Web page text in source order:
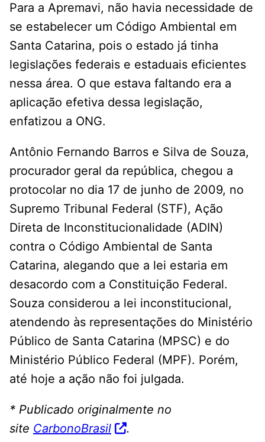
Para a Apremavi, não havia necessidade de
se estabelecer um Código Ambiental em
Santa Catarina, pois o estado já tinha
legislações federais e estaduais eficientes
nessa área. O que estava faltando era a
aplicação efetiva dessa legislação,
enfatizou a ONG.
Antônio Fernando Barros e Silva de Souza,
procurador geral da república, chegou a
protocolar no dia 17 de junho de 2009, no
Supremo Tribunal Federal (STF), Ação
Direta de Inconstitucionalidade (ADIN)
contra o Código Ambiental de Santa
Catarina, alegando que a lei estaria em
desacordo com a Constituição Federal.
Souza considerou a lei inconstitucional,
atendendo às representações do Ministério
Público de Santa Catarina (MPSC) e do
Ministério Público Federal (MPF). Porém,
até hoje a ação não foi julgada.
* Publicado originalmente no
site CarbonoBrasil .